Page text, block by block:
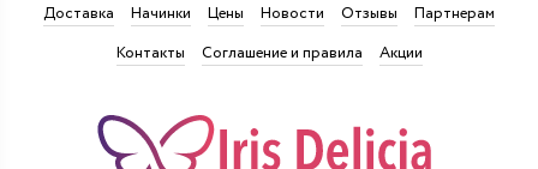
Доставка Начинки Цены Новости Отзывы
Партнерам
Контакты
Соглашение и правила Акции